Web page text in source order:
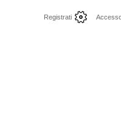
Registrati